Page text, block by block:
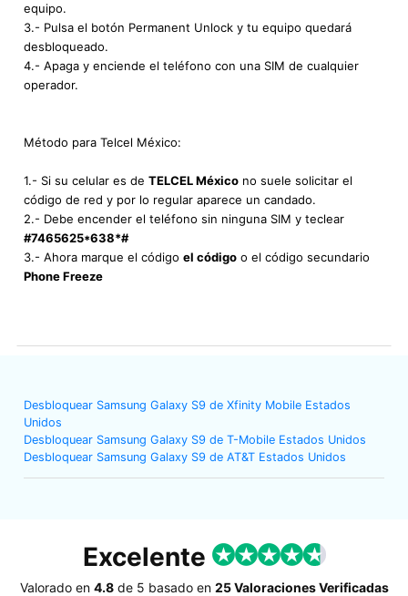
equipo.
3.- Pulsa el botón Permanent Unlock y tu equipo quedará
desbloqueado.
4.- Apaga y enciende el teléfono con una SIM de cualquier
operador.
Método para Telcel México:
1.- Si su celular es de TELCEL México no suele solicitar el
código de red y por lo regular aparece un candado.
2.- Debe encender el teléfono sin ninguna SIM y teclear
#7465625*638*#
3.- Ahora marque el código el código o el código secundario
Phone Freeze
Desbloquear Samsung Galaxy S9 de Xfinity Mobile Estados
Unidos
Desbloquear Samsung Galaxy S9 de T-Mobile Estados Unidos
Desbloquear Samsung Galaxy S9 de AT&T Estados Unidos
Excelente
Valorado en 4.8de 5 basado en 25 Valoraciones Verificadas